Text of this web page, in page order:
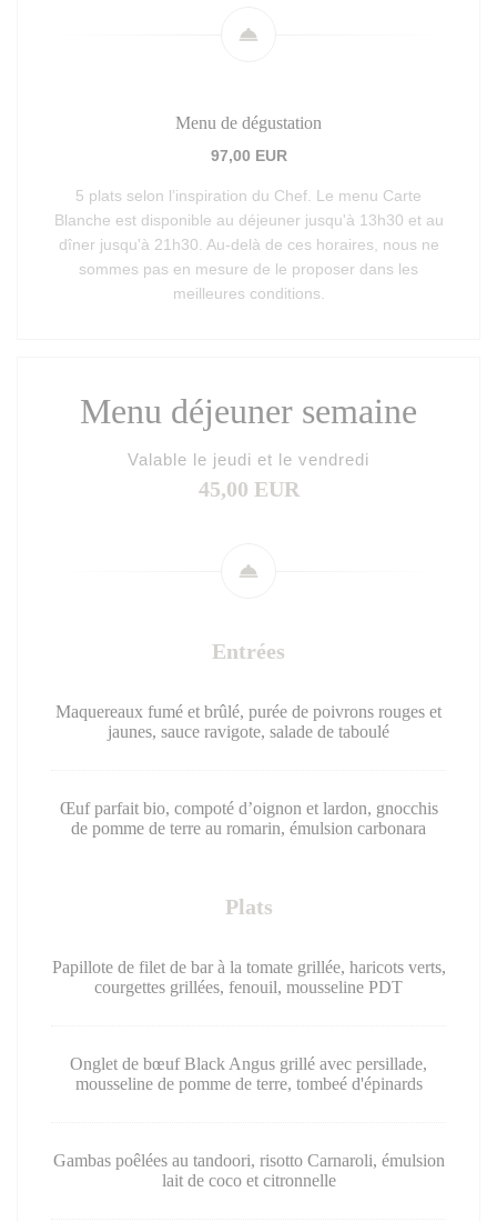
Menu de dégustation
97,00 EUR
5 plats selon l’inspiration du Chef. Le menu Carte
Blanche est disponible au déjeuner jusqu'à 13h30 et au
dîner jusqu'à 21h30. Au-delà de ces horaires, nous ne
sommes pas en mesure de le proposer dans les
meilleures conditions.
Menu déjeuner semaine
Valable le jeudi et le vendredi
45,00 EUR
Entrées
Maquereaux fumé et brûlé, purée de poivrons rouges et
jaunes, sauce ravigote, salade de taboulé
Œuf parfait bio, compoté d’oignon et lardon, gnocchis
de pomme de terre au romarin, émulsion carbonara
Plats
Papillote de filet de bar à la tomate grillée, haricots verts,
courgettes grillées, fenouil, mousseline PDT
Onglet de bœuf Black Angus grillé avec persillade,
mousseline de pomme de terre, tombeé d'épinards
Gambas poêlées au tandoori, risotto Carnaroli, émulsion
lait de coco et citronnelle